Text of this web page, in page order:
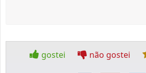
gostei não gostei